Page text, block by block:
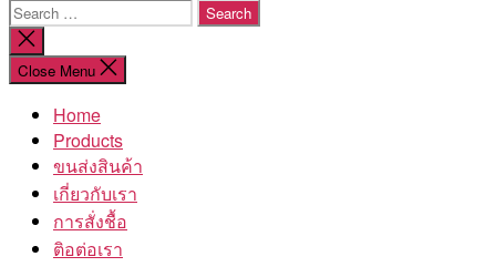
Search
for:
Close
search
Close Menu
Home
Products
ขนส่งสินค้า
เกี่ยวกับเรา
การสั่งชื้อ
ติอต่อเรา